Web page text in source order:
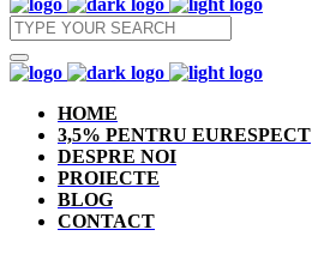
HOME
3,5% PENTRU EURESPECT
DESPRE NOI
PROIECTE
BLOG
CONTACT